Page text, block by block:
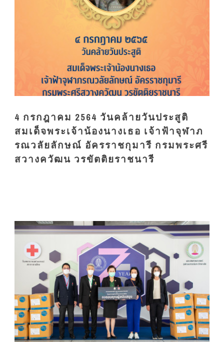
4 กรกฎาคม 2564 วันคล้ายวันประสูติ
สมเด็จพระเจ้าน้องนางเธอ เจ้าฟ้าจุฬาภ
รณวลัยลักษณ์ อัครราชกุมารี กรมพระศรี
สวางควัฒน วรขัตติยราชนารี